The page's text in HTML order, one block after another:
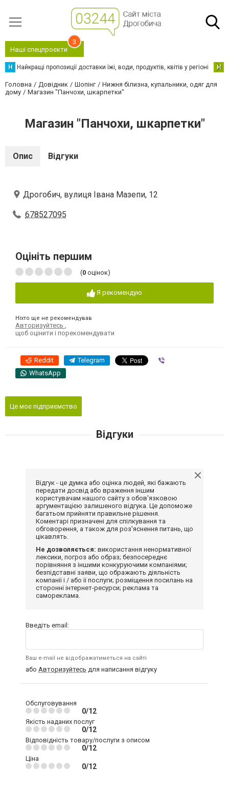
Наші спецпроєкти
3
Н Найкращі пропозиції доставки їжі, води, продуктів, квітів у регіоні Н
Головна Довідник Шопінг
Нижня білизна, купальники, одяг для
дому
Магазин "Панчохи, шкарпетки"
Магазин "Панчохи, шкарпетки"
Опис Відгуки
Дрогобич, вулиця Івана Мазепи, 12
678527095
Оцініть першим
(0 оцінок)
Я рекомендую
Ніхто ще не рекомендував
Авторизуйтесь
щоб оцінити і порекомендувати
Reddit Telegram
WhatsApp
Це моє підприємство
Відгуки
Відгук - це думка або оцінка людей, які бажають
передати досвід або враження іншим
користувачам нашого сайту з обов'язковою
аргументацією залишеного відгука. Це допоможе
багатьом прийняти правильне рішення.
Коментарі призначені для спілкування та
обговорення, а також для роз'яснення питань, що
цікавлять.
Не дозволяється: використання ненормативної
лексики, погроз або образ; безпосереднє
порівняння з іншими конкуруючими компаніями;
безпідставні заяви, що ображають діяльність
компанії і / або її послуги; розміщення посилань на
сторонні інтернет-ресурси; реклама та
самореклама.
Введіть email:
Ваш e-mail не відображатиметься на сайті
або Авторизуйтесь для написання відгуку
Обслуговування
0/12
Якість наданих послуг
0/12
Відповідність товару/послуги з описом
0/12
Ціна
0/12